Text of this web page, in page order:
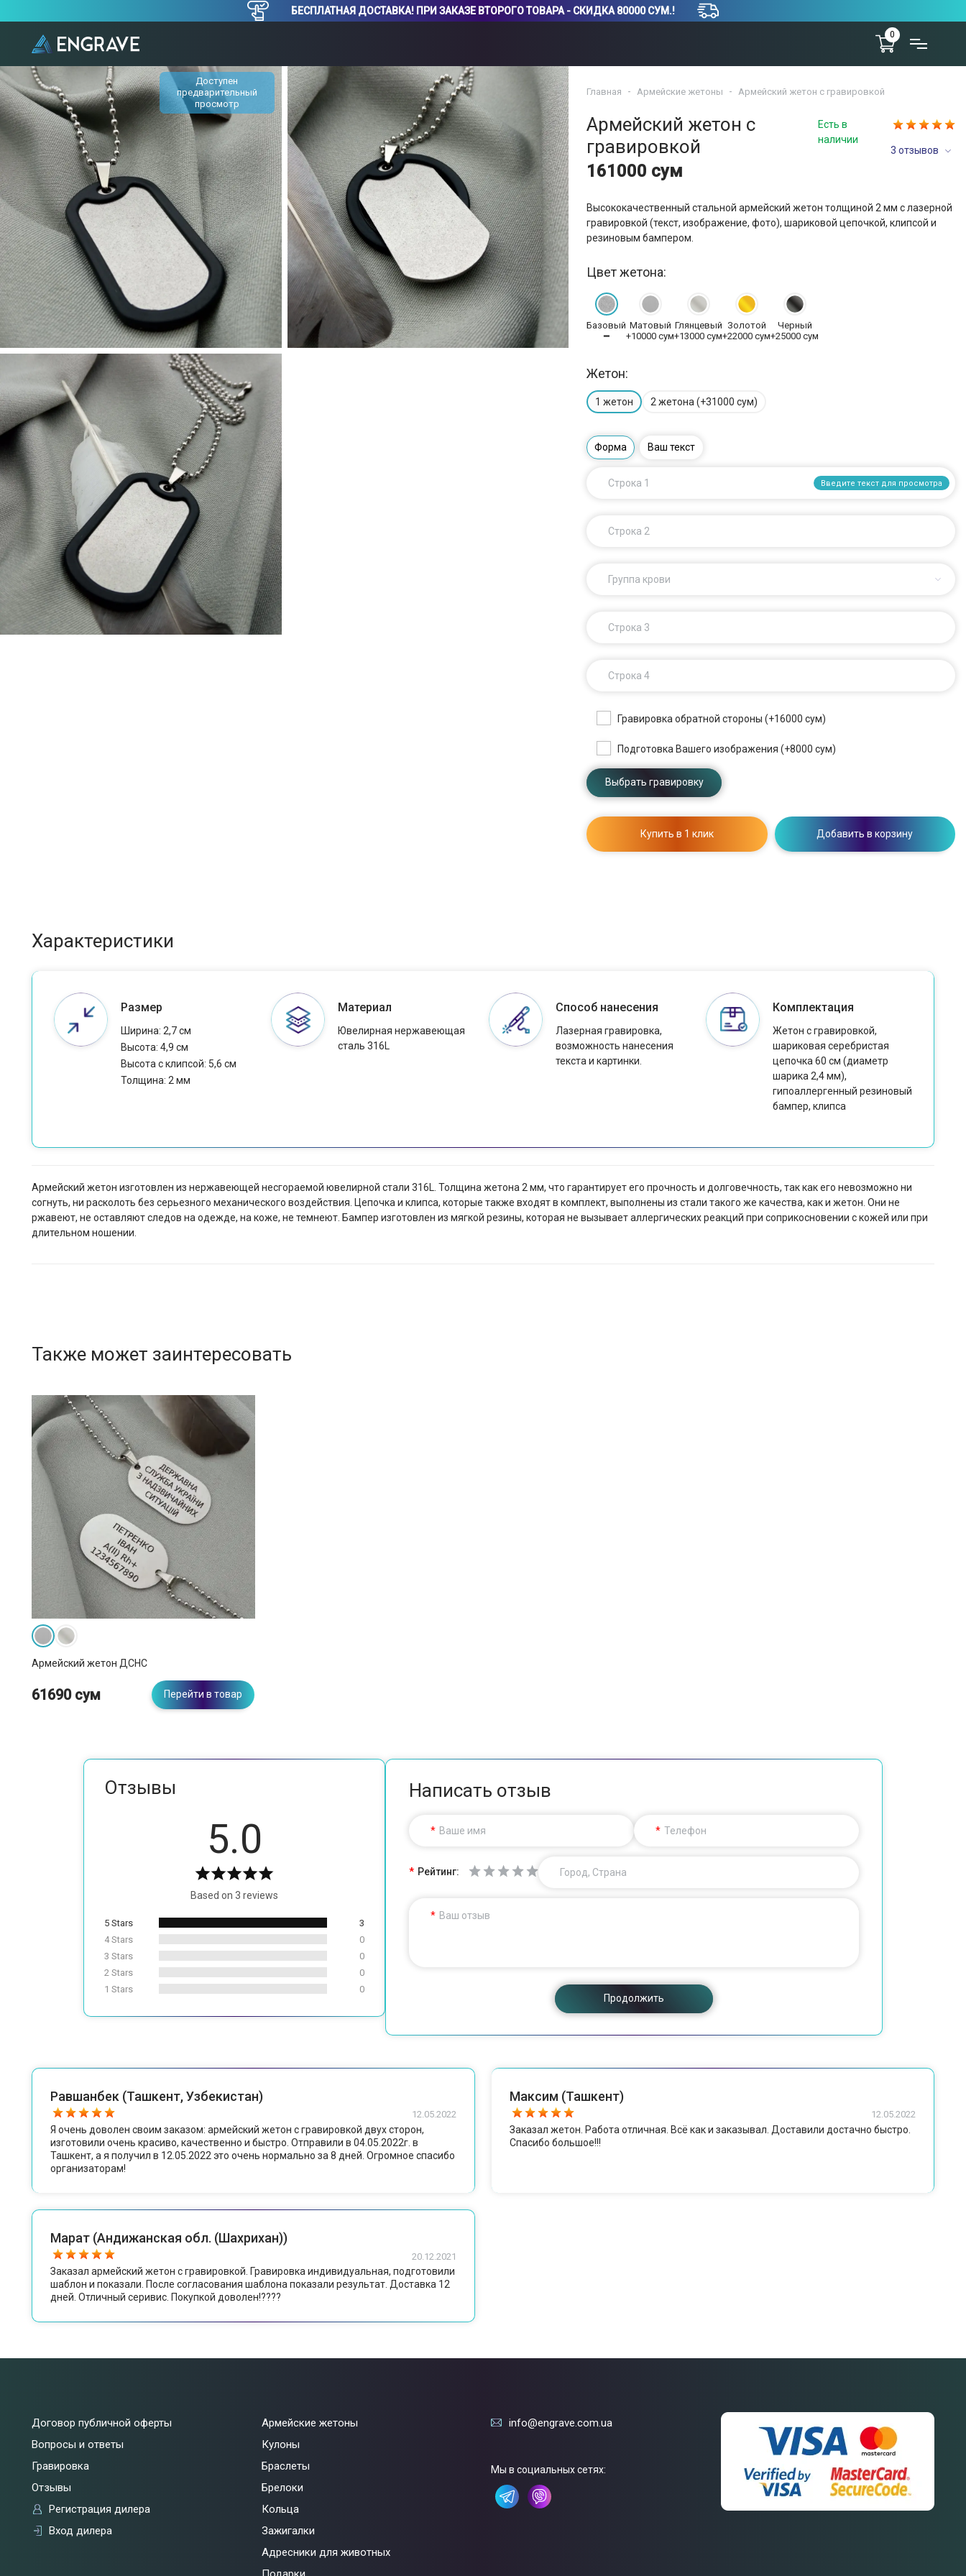
БЕСПЛАТНАЯ ДОСТАВКА! ПРИ ЗАКАЗЕ ВТОРОГО ТОВАРА - СКИДКА 80000 СУМ.!
0
Доступен
предварительный
просмотр
Главная Армейские жетоны Армейский жетон с гравировкой
Армейский жетон с
гравировкой
Есть в
наличии
3 отзывов
161000 сум
Высококачественный стальной армейский жетон толщиной 2 мм с лазерной
гравировкой (текст, изображение, фото), шариковой цепочкой, клипсой и
резиновым бампером.
Цвет жетона:
Базовый
━
Матовый
+10000 сум
Глянцевый
+13000 сум
Золотой
+22000 сум
Черный
+25000 сум
Жетон:
1 жетон 2 жетона (+31000 сум)
Форма Ваш текст
Строка 1 Введите текст для просмотра
Строка 2
Группа крови
Строка 3
Строка 4
Гравировка обратной стороны (+16000 сум)
Подготовка Вашего изображения (+8000 сум)
Выбрать гравировку
Купить в 1 клик Добавить в корзину
Характеристики
Размер
Ширина: 2,7 см
Высота: 4,9 см
Высота с клипсой: 5,6 см
Толщина: 2 мм
Материал
Ювелирная нержавеющая
сталь 316L
Способ нанесения
Лазерная гравировка,
возможность нанесения
текста и картинки.
Комплектация
Жетон с гравировкой,
шариковая серебристая
цепочка 60 см (диаметр
шарика 2,4 мм),
гипоаллергенный резиновый
бампер, клипса
Армейский жетон изготовлен из нержавеющей несгораемой ювелирной стали 316L. Толщина жетона 2 мм, что гарантирует его прочность и долговечность, так как его невозможно ни
согнуть, ни расколоть без серьезного механического воздействия. Цепочка и клипса, которые также входят в комплект, выполнены из стали такого же качества, как и жетон. Они не
ржавеют, не оставляют следов на одежде, на коже, не темнеют. Бампер изготовлен из мягкой резины, которая не вызывает аллергических реакций при соприкосновении с кожей или при
длительном ношении.
Также может заинтересовать
Армейский жетон ДСНС
61690 сум Перейти в товар
Отзывы
5.0
Based on 3 reviews
5 Stars
3
4 Stars
0
3 Stars
0
2 Stars
0
1 Stars
0
Написать отзыв
Ваше имя Телефон
Рейтинг: Город, Страна
Ваш отзыв
Продолжить
Равшанбек (Ташкент, Узбекистан)
12.05.2022
Я очень доволен своим заказом: армейский жетон с гравировкой двух сторон,
изготовили очень красиво, качественно и быстро. Отправили в 04.05.2022г. в
Ташкент, а я получил в 12.05.2022 это очень нормально за 8 дней. Огромное спасибо
организаторам!
Максим (Ташкент)
12.05.2022
Заказал жетон. Работа отличная. Всё как и заказывал. Доставили достачно быстро.
Спасибо большое!!!
Марат (Андижанская обл. (Шахрихан))
20.12.2021
Заказал армейский жетон с гравировкой. Гравировка индивидуальная, подготовили
шаблон и показали. После согласования шаблона показали результат. Доставка 12
дней. Отличный серивис. Покупкой доволен!????
Договор публичной оферты
Вопросы и ответы
Гравировка
Отзывы
Регистрация дилера
Вход дилера
Армейские жетоны
Кулоны
Браслеты
Брелоки
Кольца
Зажигалки
Адресники для животных
info@engrave.com.ua
Мы в социальных сетях:
Связаться
с нами